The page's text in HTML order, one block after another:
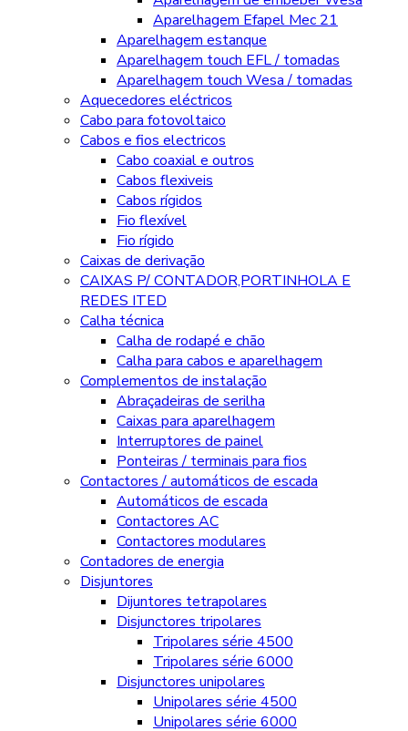
Aparelhagem Efapel Mec 21
Aparelhagem estanque
Aparelhagem touch EFL / tomadas
Aparelhagem touch Wesa / tomadas
Aquecedores eléctricos
Cabo para fotovoltaico
Cabos e fios electricos
Cabo coaxial e outros
Cabos flexiveis
Cabos rígidos
Fio flexível
Fio rígido
Caixas de derivação
CAIXAS P/ CONTADOR,PORTINHOLA E
REDES ITED
Calha técnica
Calha de rodapé e chão
Calha para cabos e aparelhagem
Complementos de instalação
Abraçadeiras de serilha
Caixas para aparelhagem
Interruptores de painel
Ponteiras / terminais para fios
Contactores / automáticos de escada
Automáticos de escada
Contactores AC
Contactores modulares
Contadores de energia
Disjuntores
Dijuntores tetrapolares
Disjunctores tripolares
Tripolares série 4500
Tripolares série 6000
Disjunctores unipolares
Unipolares série 4500
Unipolares série 6000